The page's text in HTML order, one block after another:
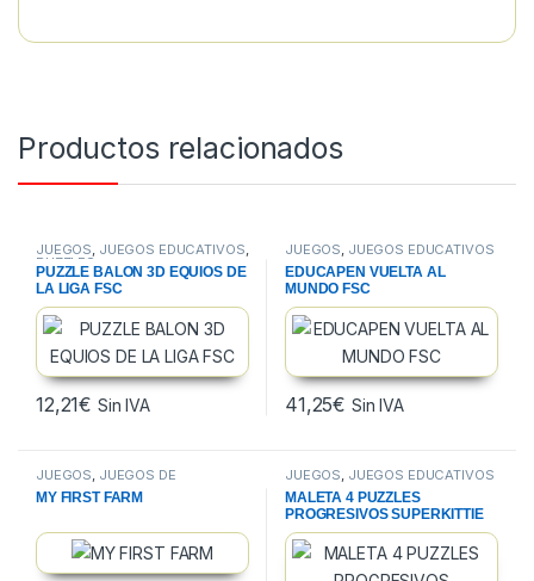
Productos relacionados
JUEGOS, JUEGOS EDUCATIVOS,
PUZZLES
PUZZLE BALON 3D EQUIOS DE
LA LIGA FSC
12,21€ Sin IVA
JUEGOS, JUEGOS EDUCATIVOS
EDUCAPEN VUELTA AL
MUNDO FSC
41,25€ Sin IVA
JUEGOS JUEGOS DE
HABILIDAD
MY FIRST FARM
JUEGOS JUEGOS EDUCATIVOS
MALETA 4 PUZZLES
PROGRESIVOS SUPERKITTIE
FSC